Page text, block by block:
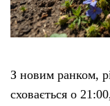
З новим ранком,
сховається о